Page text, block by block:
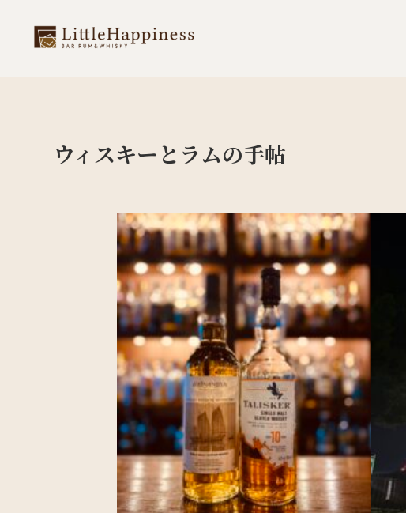
ウィスキーとラムの手帖